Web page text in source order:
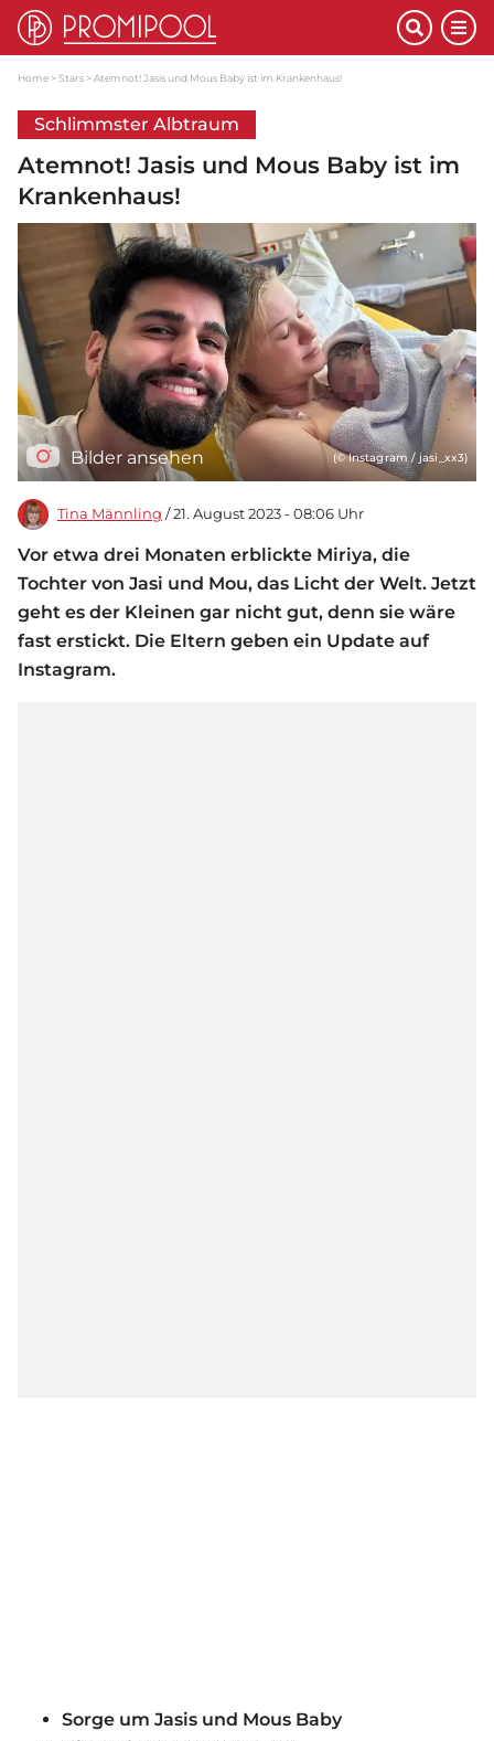
Home Stars Atemnot! Jasis und Mous Baby ist im Krankenhaus!
Schlimmster Albtraum
Atemnot! Jasis und Mous Baby ist im
Krankenhaus!
Bilder ansehen (© Instagram / jasi_xx3)
Tina Männling / 21. August 2023 - 08:06 Uhr
Vor etwa drei Monaten erblickte Miriya, die
Tochter von Jasi und Mou, das Licht der Welt. Jetzt
geht es der Kleinen gar nicht gut, denn sie wäre
fast erstickt. Die Eltern geben ein Update auf
Instagram.
Sorge um Jasis und Mous Baby